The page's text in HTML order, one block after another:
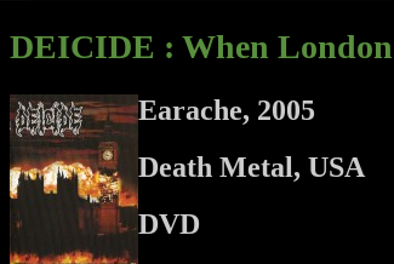
DEICIDE : When
Earache, 2005
Death Metal, USA
DVD